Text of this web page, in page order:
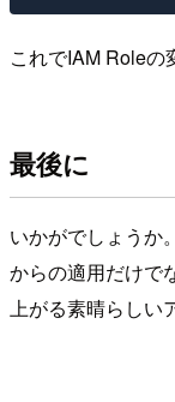
これでIAM Roleの
最後に
いかがでしょうか
からの適用だけで
上がる素晴らしい